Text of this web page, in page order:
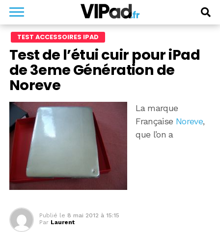
TEST ACCESSOIRES IPAD
Test de l’étui cuir pour iPad
de 3eme Génération de
Noreve
La marque
Française Noreve,
que l’on a
Publié le 8 mai 2012 à 15:15
Par Laurent